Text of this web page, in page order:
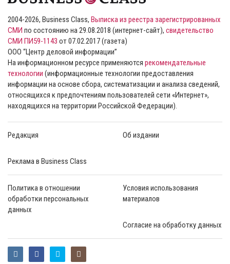
2004-2026, Business Class, Выписка из реестра зарегистрированных
СМИ по состоянию на 29.08.2018 (интернет-сайт), свидетельство
СМИ ПИ59-1143 от 07.02.2017 (газета)
ООО “Центр деловой информации”
На информационном ресурсе применяются рекомендательные
технологии (информационные технологии предоставления
информации на основе сбора, систематизации и анализа сведений,
относящихся к предпочтениям пользователей сети «Интернет»,
находящихся на территории Российской Федерации).
Редакция Об издании
Реклама в Business Class
Политика в отношении
обработки персональных
данных
Условия использования
материалов
Согласие на обработку данных